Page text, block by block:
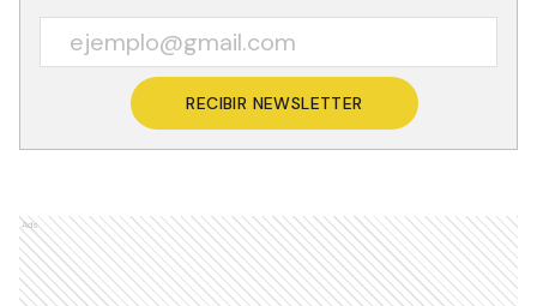
RECIBIR NEWSLETTER
Ads